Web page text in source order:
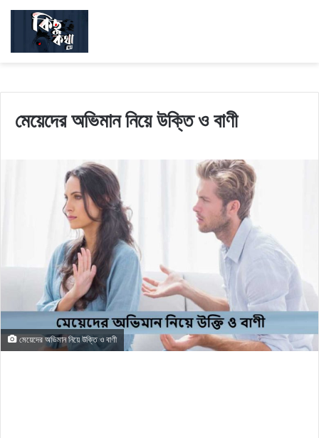
মেয়েদের অভিমান নিয়ে উক্তি ও বাণী
মেয়েদের অভিমান নিয়ে উক্তি ও বাণী